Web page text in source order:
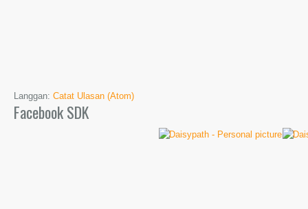
Langgan: Catat Ulasan (Atom)
Facebook SDK